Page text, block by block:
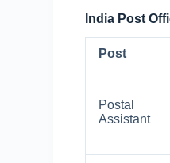
India Post
Post
Postal
Assistant